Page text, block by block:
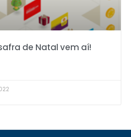
de Natal vem aí!